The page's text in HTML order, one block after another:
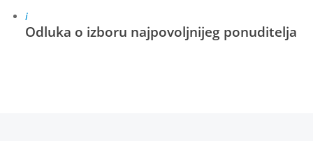
i
Odluka o izboru najpovoljnijeg ponuditelja